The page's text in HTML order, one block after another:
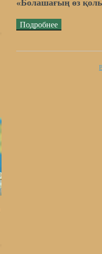
«Болашағың өз
Подробнее